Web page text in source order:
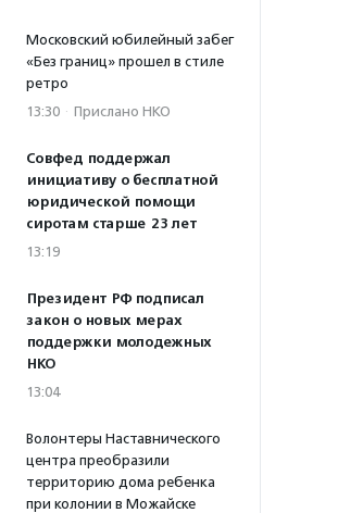
Московский юбилейный забег
«Без границ» прошел в стиле
ретро
13:30 · Прислано НКО
Совфед поддержал
инициативу о бесплатной
юридической помощи
сиротам старше 23 лет
13:19
Президент РФ подписал
закон о новых мерах
поддержки молодежных
НКО
13:04
Волонтеры Наставнического
центра преобразили
территорию дома ребенка
при колонии в Можайске